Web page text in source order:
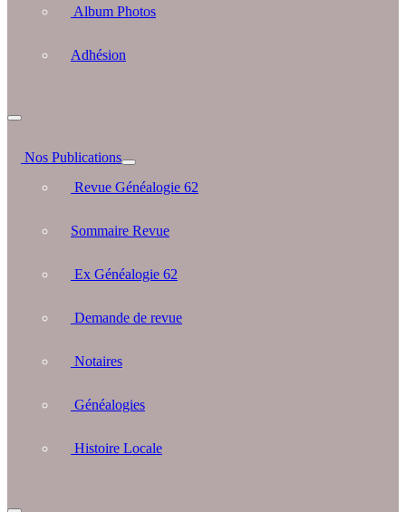
Album Photos
Adhésion
Nos Publications
Revue Généalogie 62
Sommaire Revue
Ex Généalogie 62
Demande de revue
Notaires
Généalogies
Histoire Locale